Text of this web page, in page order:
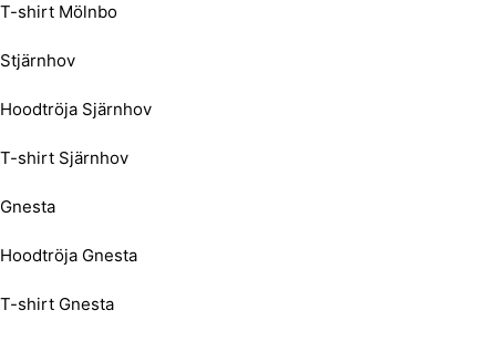
T-shirt Mölnbo
Stjärnhov
Hoodtröja Sjärnhov
T-shirt Sjärnhov
Gnesta
Hoodtröja Gnesta
T-shirt Gnesta